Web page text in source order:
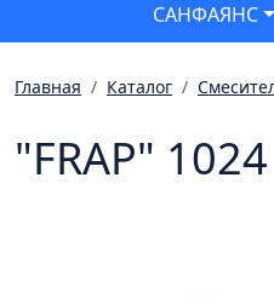
САНФАЯНС
Главная Каталог
"FRAP" 1024